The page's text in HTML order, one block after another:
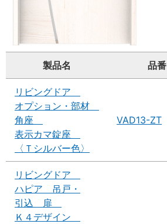
製品名 品番
リビングドア
オプション・部材
角座
表示カマ錠座
〈Ｔシルバー色〉
VAD13-ZT
リビングドア
ハピア 吊戸・
引込 扉
Ｋ４デザイン